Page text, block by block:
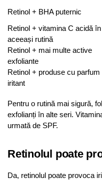
Retinol + BHA puternic
Retinol + vitamina C acidă în
aceeași rutină
Retinol + mai multe active
exfoliante
Retinol + produse cu parfum
iritant
Pentru o rutină mai sigură,
exfolianți în alte seri.
urmată de SPF.
Retinolul poate
Da, retinolul poate provoca